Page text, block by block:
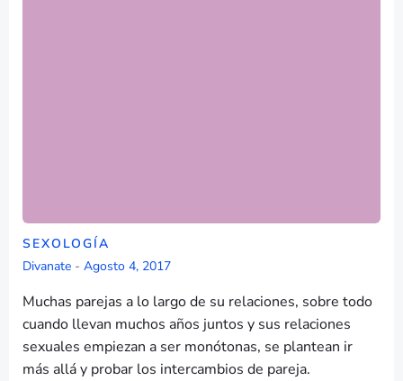
SEXOLOGÍA
Divanate - Agosto 4, 2017
Muchas parejas a lo largo de su relaciones, sobre todo
cuando llevan muchos años juntos y sus relaciones
sexuales empiezan a ser monótonas, se plantean ir
más allá y probar los intercambios de pareja.